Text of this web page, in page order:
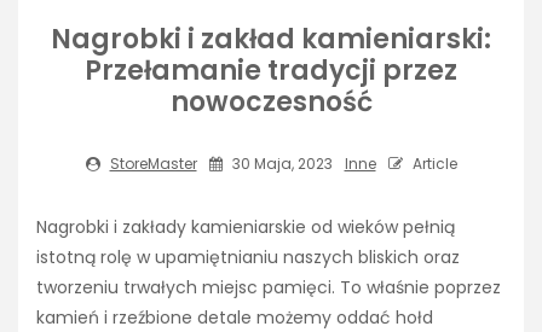
Nagrobki i zakład kamieniarski:
Przełamanie tradycji przez
nowoczesność
StoreMaster 30 Maja, 2023 Inne Article
Nagrobki i zakłady kamieniarskie od wieków pełnią
istotną rolę w upamiętnianiu naszych bliskich oraz
tworzeniu trwałych miejsc pamięci. To właśnie poprzez
kamień i rzeźbione detale możemy oddać hołd